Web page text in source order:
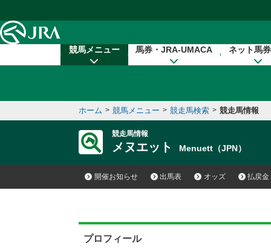
競馬メニュー 馬券・JRA-UMACA ネット馬
ホーム > 競馬メニュー > 競走馬検索 > 競走馬情報
競走馬情報
メヌエット Menuett（JPN）
開催お知らせ 出馬表 オッズ 払戻金
プロフィール